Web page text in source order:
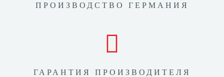
ПРОИЗВОДСТВО ГЕРМАНИЯ
ГАРАНТИЯ ПРОИЗВОДИТЕЛЯ